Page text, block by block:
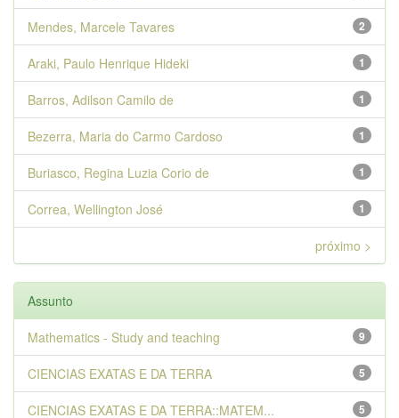
2
Mendes, Marcele Tavares
1
Araki, Paulo Henrique Hideki
1
Barros, Adilson Camilo de
1
Bezerra, Maria do Carmo Cardoso
1
Buriasco, Regina Luzia Corio de
1
Correa, Wellington José
próximo >
Assunto
9
Mathematics - Study and teaching
5
CIENCIAS EXATAS E DA TERRA
5
CIENCIAS EXATAS E DA TERRA::MATEM...